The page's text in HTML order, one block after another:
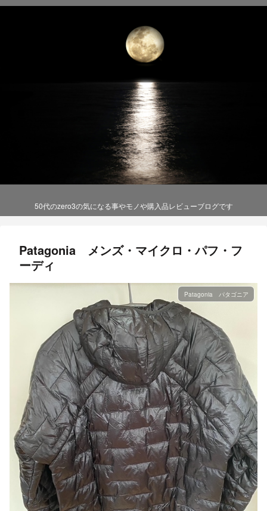
50代のzero3の気になる事やモノや購入品レビューブログです
Patagonia メンズ・マイクロ・パフ・フ
ーディ
Patagonia パタゴニア